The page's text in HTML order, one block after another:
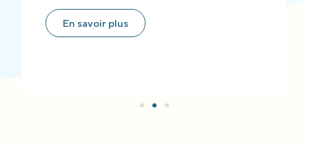
En savoir plus